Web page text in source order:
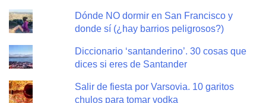
Dónde NO dormir en San Francisco y
donde sí (¿hay barrios peligrosos?)
Diccionario ‘santanderino’. 30 cosas que
dices si eres de Santander
Salir de fiesta por Varsovia. 10 garitos
chulos para tomar vodka